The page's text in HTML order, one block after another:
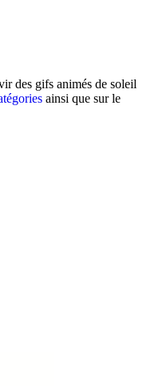
des gifs animés de soleil
ainsi que sur le